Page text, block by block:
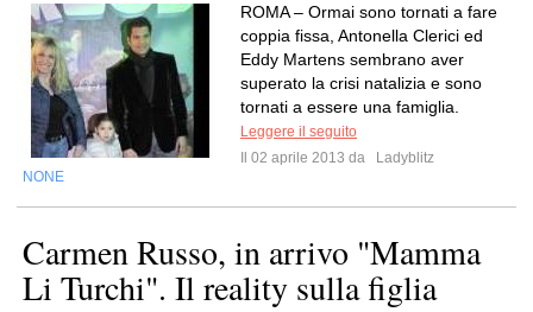
ROMA – Ormai sono tornati a fare
coppia fissa, Antonella Clerici ed
Eddy Martens sembrano aver
superato la crisi natalizia e sono
tornati a essere una famiglia.
Leggere il seguito
Il 02 aprile 2013 da
Ladyblitz
NONE
Carmen Russo, in arrivo "Mamma
Li Turchi". Il reality sulla figlia